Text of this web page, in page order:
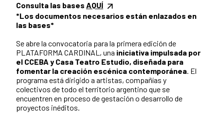
Consulta las bases AQUÍ
*Los documentos necesarios están enlazados en
las bases*
Se abre la convocatoria para la primera edición de
PLATAFORMA CARDINAL, una iniciativa impulsada por
el CCEBA y Casa Teatro Estudio, diseñada para
fomentar la creación escénica contemporánea. El
programa está dirigido a artistas, compañías y
colectivos de todo el territorio argentino que se
encuentren en proceso de gestación o desarrollo de
proyectos inéditos.